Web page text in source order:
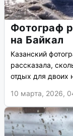
Фотограф
на Байкал
Казанский
рассказала,
отдых для двоих
10 марта, 2026,